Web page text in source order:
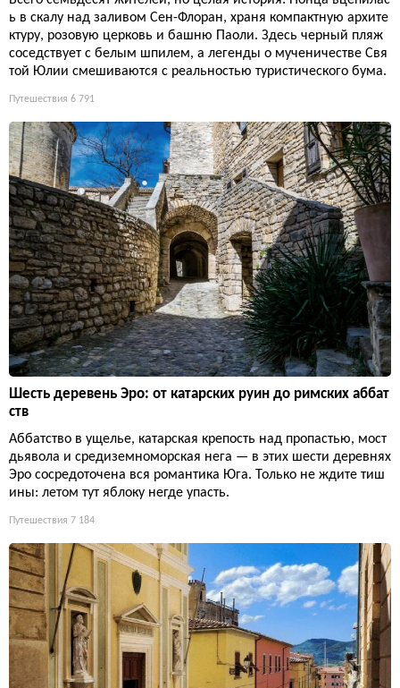
ь в скалу над заливом Сен-Флоран, храня компактную архите
ктуру, розовую церковь и башню Паоли. Здесь черный пляж
соседствует с белым шпилем, а легенды о мученичестве Свя
той Юлии смешиваются с реальностью туристического бума.
Путешествия 6 791
Шесть деревень Эро: от катарских руин до римских аббат
ств
Аббатство в ущелье, катарская крепость над пропастью, мост
дьявола и средиземноморская нега — в этих шести деревнях
Эро сосредоточена вся романтика Юга. Только не ждите тиш
ины: летом тут яблоку негде упасть.
Путешествия 7 184